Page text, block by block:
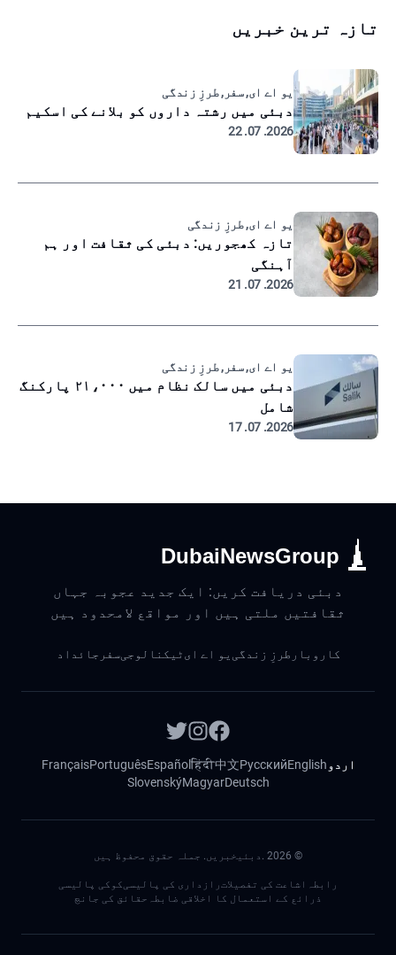
تازہ ترین خبریں
یو اے ای, سفر, طرزِ زندگی
دبئی میں رشتہ داروں کو بلانے کی اسکیم
2026. 07. 22
یو اے ای, طرزِ زندگی
تازہ کھجوریں: دبئی کی ثقافت اور ہم
آہنگی
2026. 07. 21
یو اے ای, سفر, طرزِ زندگی
دبئی میں سالک نظام میں ۲۱،۰۰۰ پارکنگ
شامل
2026. 07. 17
DubaiNewsGroup
دبئی دریافت کریں: ایک جدید عجوبہ جہاں
ثقافتیں ملتی ہیں اور مواقع لامحدود ہیں
کاروبار طرزِ زندگی یو اے ایٹیکنالوجیسفر جائداد
اردو English
Русский
中文
हिंदी
Español
Português
Français
Deutsch
Magyar
Slovenský
©
2026 .دبئیخبریں. جملہ حقوق محفوظ ہیں
رابطہ اشاعت کی تفصیلاترازداری کی پالیسیکوکی پالیسی
ذرائع کے استعمال کا اخلاقی ضابطہ حقائق کی جانچ